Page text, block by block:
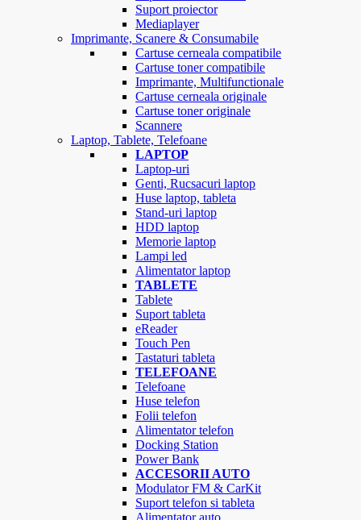
Suport proiector
Mediaplayer
Imprimante, Scanere & Consumabile
Cartuse cerneala compatibile
Cartuse toner compatibile
Imprimante, Multifunctionale
Cartuse cerneala originale
Cartuse toner originale
Scannere
Laptop, Tablete, Telefoane
LAPTOP
Laptop-uri
Genti, Rucsacuri laptop
Huse laptop, tableta
Stand-uri laptop
HDD laptop
Memorie laptop
Lampi led
Alimentator laptop
TABLETE
Tablete
Suport tableta
eReader
Touch Pen
Tastaturi tableta
TELEFOANE
Telefoane
Huse telefon
Folii telefon
Alimentator telefon
Docking Station
Power Bank
ACCESORII AUTO
Modulator FM & CarKit
Suport telefon si tableta
Alimentator auto